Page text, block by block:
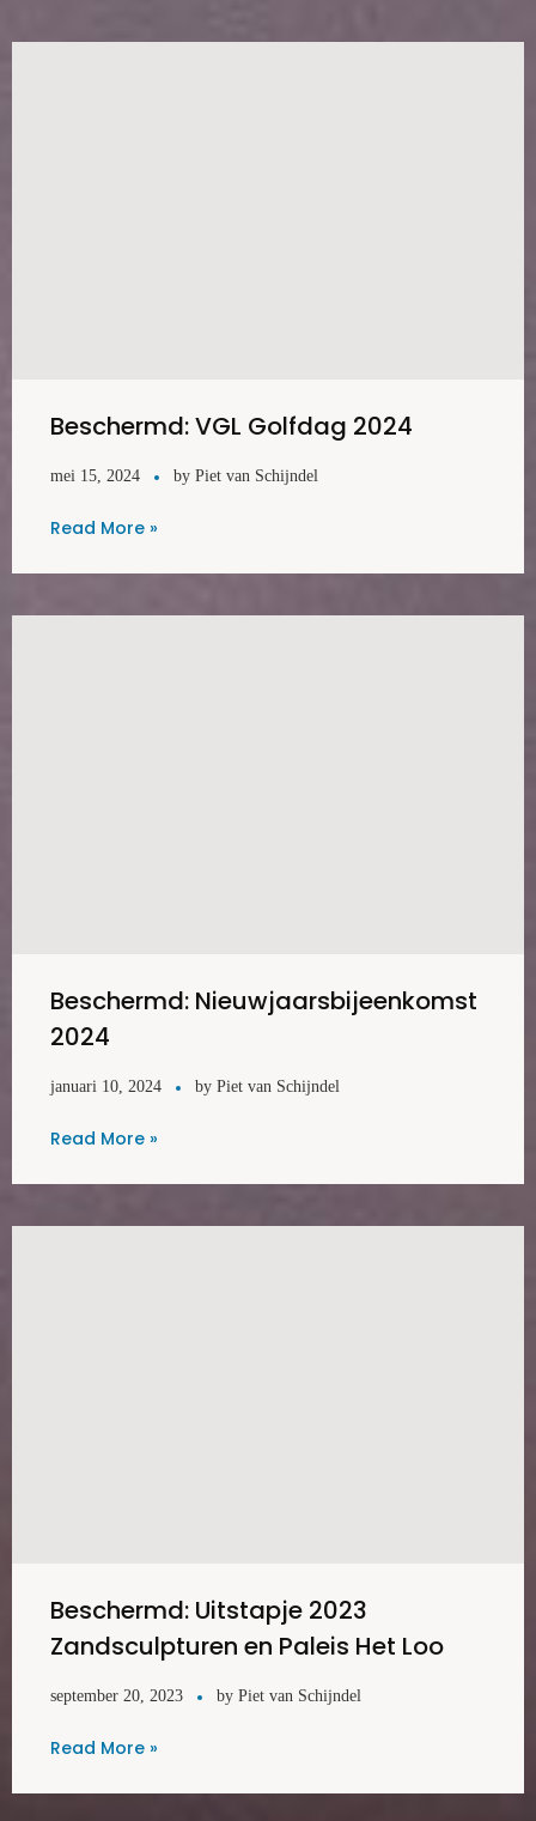
Beschermd: VGL Golfdag 2024
mei 15, 2024 by Piet van Schijndel
Read More »
Beschermd: Nieuwjaarsbijeenkomst
2024
januari 10, 2024 by Piet van Schijndel
Read More »
Beschermd: Uitstapje 2023
Zandsculpturen en Paleis Het Loo
september 20, 2023 by Piet van Schijndel
Read More »